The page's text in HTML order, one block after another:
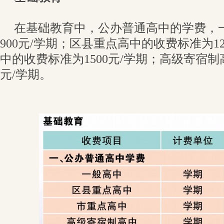
在基础教育中，公办普通高中的学费，
900元/学期；区县重点高中的收费标准为
中的收费标准为1500元/学期；高级寄宿制
元/学期。